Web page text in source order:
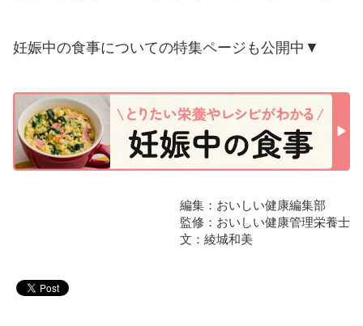
妊娠中の食事についての特集ページも公開中▼
編集：おいしい健康編集部
監修：おいしい健康管理栄養士
文：綾城和美